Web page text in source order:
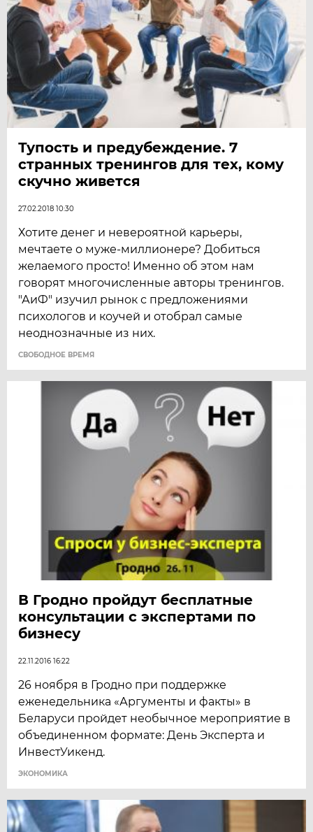
Тупость и предубеждение. 7
странных тренингов для тех, кому
скучно живется
27.02.2018 10:30
Хотите денег и невероятной карьеры,
мечтаете о муже-миллионере? Добиться
желаемого просто! Именно об этом нам
говорят многочисленные авторы тренингов.
"АиФ" изучил рынок с предложениями
психологов и коучей и отобрал самые
неоднозначные из них.
CВОБОДНОЕ ВРЕМЯ
В Гродно пройдут бесплатные
консультации с экспертами по
бизнесу
22.11.2016 16:22
26 ноября в Гродно при поддержке
еженедельника «Аргументы и факты» в
Беларуси пройдет необычное мероприятие в
объединенном формате: День Эксперта и
ИнвестУикенд.
ЭКОНОМИКА